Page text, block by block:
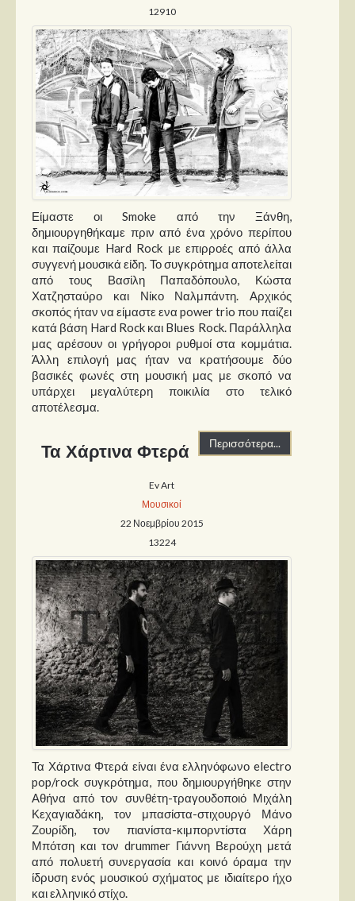
12910
Είμαστε οι Smoke από την Ξάνθη,
δημιουργηθήκαμε πριν από ένα χρόνο περίπου
και παίζουμε Hard Rock με επιρροές από άλλα
συγγενή μουσικά είδη. Το συγκρότημα αποτελείται
από τους Βασίλη Παπαδόπουλο, Κώστα
Χατζησταύρο και Νίκο Ναλμπάντη. Αρχικός
σκοπός ήταν να είμαστε ενα power trio που παίζει
κατά βάση Hard Rock και Blues Rock. Παράλληλα
μας αρέσουν οι γρήγοροι ρυθμοί στα κομμάτια.
Άλλη επιλογή μας ήταν να κρατήσουμε δύο
βασικές φωνές στη μουσική μας με σκοπό να
υπάρχει μεγαλύτερη ποικιλία στο τελικό
αποτέλεσμα.
Περισσότερα...
Τα Χάρτινα Φτερά
Ev Art
Μουσικοί
22 Νοεμβρίου 2015
13224
Τα Χάρτινα Φτερά είναι ένα ελληνόφωνο electro
pop/rock συγκρότημα, που δημιουργήθηκε στην
Αθήνα από τον συνθέτη-τραγουδοποιό Μιχάλη
Κεχαγιαδάκη, τον μπασίστα-στιχουργό Μάνο
Ζουρίδη, τον πιανίστα-κιμπορντίστα Χάρη
Μπότση και τον drummer Γιάννη Βερούχη μετά
από πολυετή συνεργασία και κοινό όραμα την
ίδρυση ενός μουσικού σχήματος με ιδιαίτερο ήχο
και ελληνικό στίχο.